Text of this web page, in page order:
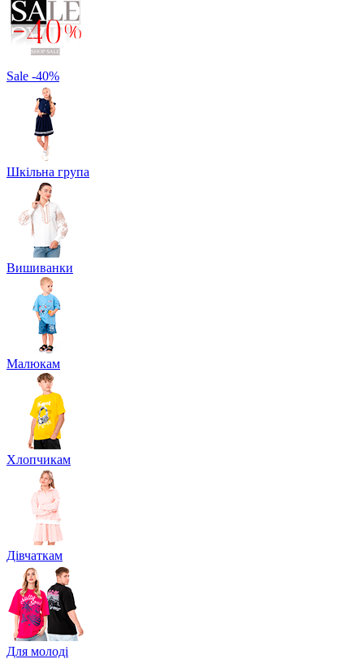
Sale -40%
Шкільна група
Вишиванки
Малюкам
Хлопчикам
Дівчаткам
Для молоді